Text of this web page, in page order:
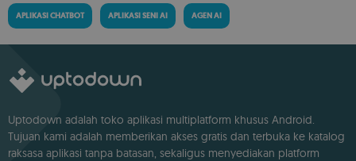
APLIKASI CHATBOT APLIKASI SENI AI AGEN AI
Uptodown adalah toko aplikasi multiplatform khusus Android.
Tujuan kami adalah memberikan akses gratis dan terbuka ke katalog
raksasa aplikasi tanpa batasan, sekaligus menyediakan platform